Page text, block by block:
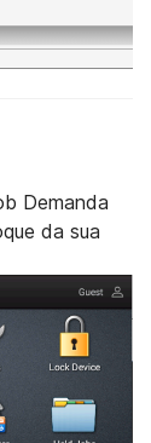
Demanda
da sua